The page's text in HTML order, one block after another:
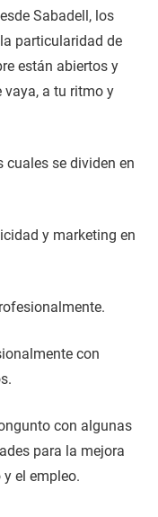
Sabadell, los
particularidad de
están abiertos y
vaya, a tu ritmo y
cuales se dividen en
y marketing en
con
con algunas
para la mejora
el empleo.